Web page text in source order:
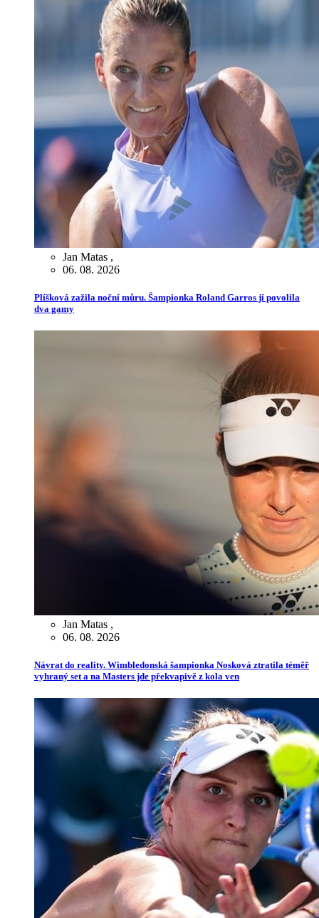
Jan Matas ,
06. 08. 2026
Plíšková zažila noční můru. Šampionka Roland Garros jí povolila
dva gamy
Jan Matas ,
06. 08. 2026
Návrat do reality. Wimbledonská šampionka Nosková ztratila téměř
vyhraný set a na Masters jde překvapivě z kola ven